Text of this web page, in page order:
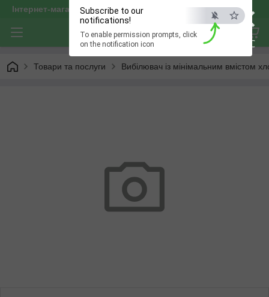
×
ESC
Subscribe to our
notifications!
To enable permission prompts, click
on the notification icon
Інтернет-магазин "optservis"
Товари та послуги Вибілювач із мінімальним вмістом